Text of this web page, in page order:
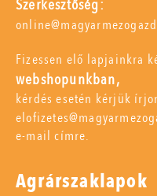
Szerkesztőség:
Fizessen elő lapjainkra
webshopunkban,
kérdés esetén kérjük
e-mail címre.
Agrárszaklapok